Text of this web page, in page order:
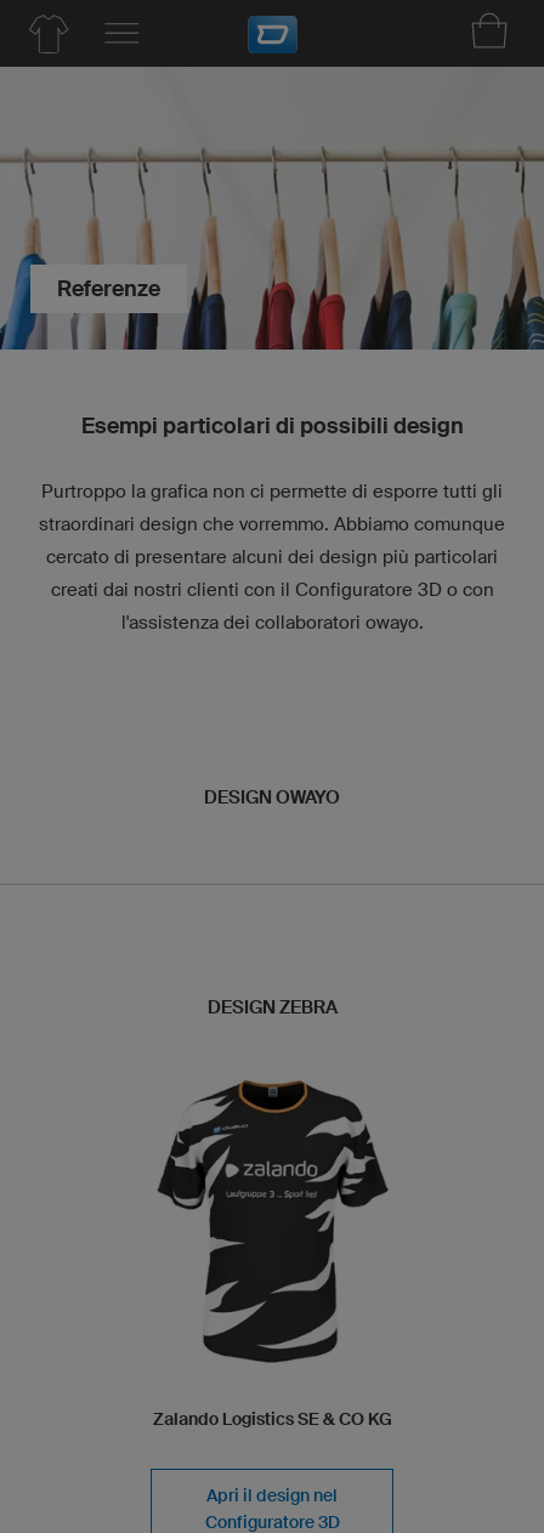
Referenze
Esempi particolari di possibili design
Purtroppo la grafica non ci permette di esporre tutti gli
straordinari design che vorremmo. Abbiamo comunque
cercato di presentare alcuni dei design più particolari
creati dai nostri clienti con il Configuratore 3D o con
l'assistenza dei collaboratori owayo.
DESIGN OWAYO
DESIGN ZEBRA
Zalando Logistics SE & CO KG
Apri il design nel
Configuratore 3D